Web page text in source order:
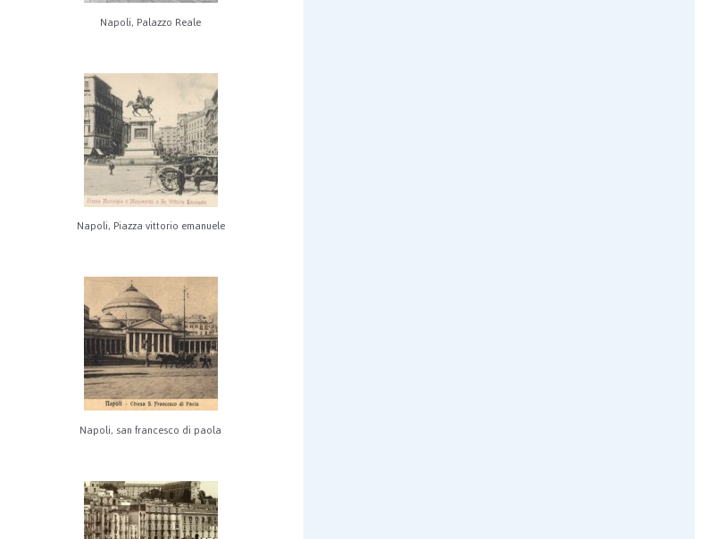
Napoli, Palazzo Reale
Napoli, Piazza vittorio emanuele
Napoli, san francesco di paola